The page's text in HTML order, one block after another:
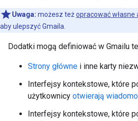
Uwaga: możesz teżopracować własne
aby ulepszyć Gmaila.
Dodatki mogą definiować w Gmailu
Strony główne i inne karty
Interfejsy kontekstowe, które
użytkownicy otwierają
Interfejsy kontekstowe, które